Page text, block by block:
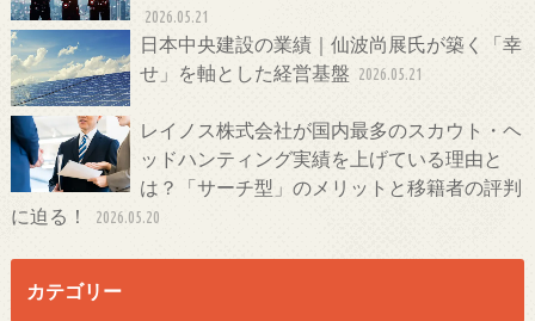
2026.05.21
日本中央建設の業績｜仙波尚展氏が築く「幸
せ」を軸とした経営基盤 2026.05.21
レイノス株式会社が国内最多のスカウト・ヘ
ッドハンティング実績を上げている理由と
は？「サーチ型」のメリットと移籍者の評判
に迫る！
2026.05.20
カテゴリー